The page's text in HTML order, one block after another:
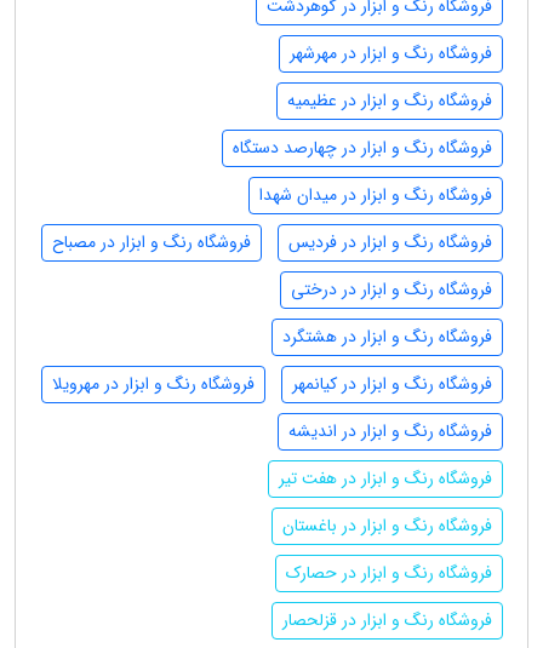
فروشگاه رنگ و ابزار در گوهردشت
فروشگاه رنگ و ابزار در مهرشهر
فروشگاه رنگ و ابزار در عظیمیه
فروشگاه رنگ و ابزار در چهارصد دستگاه
فروشگاه رنگ و ابزار در میدان شهدا
فروشگاه رنگ و ابزار در فردیس
فروشگاه رنگ و ابزار در مصباح
فروشگاه رنگ و ابزار در درختی
فروشگاه رنگ و ابزار در هشتگرد
فروشگاه رنگ و ابزار در کیانمهر
فروشگاه رنگ و ابزار در مهرویلا
فروشگاه رنگ و ابزار در اندیشه
فروشگاه رنگ و ابزار در هفت تیر
فروشگاه رنگ و ابزار در باغستان
فروشگاه رنگ و ابزار در حصارک
فروشگاه رنگ و ابزار در قزلحصار